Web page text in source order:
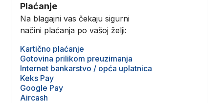
Plaćanje
Na blagajni vas čekaju sigurni
načini plaćanja po vašoj želji:
Kartično plaćanje
Gotovina prilikom preuzimanja
Internet bankarstvo / opća uplatnica
Keks Pay
Google Pay
Aircash